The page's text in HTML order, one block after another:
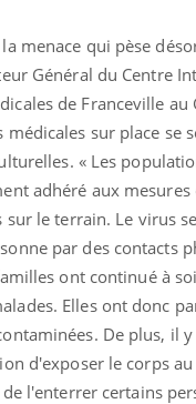
menace qui pèse
Général du Centre
de Franceville
médicales sur place se
« Les
adhéré aux
sur le terrain. Le virus
par des contacts
ont continué à
Elles ont donc
De plus, il y
d'exposer le corps
de l'enterrer certains